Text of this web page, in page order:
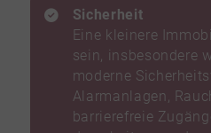
Sicherheit
Eine kleinere
sein, insbesondere
moderne
Alarmanlagen,
barrierefreie